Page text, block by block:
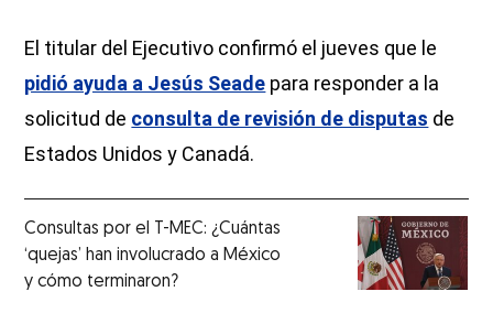
El titular del Ejecutivo confirmó el jueves que le
pidió ayuda a Jesús Seade para responder a la
solicitud de consulta de revisión de disputas de
Estados Unidos y Canadá.
Consultas por el T-MEC: ¿Cuántas
‘quejas’ han involucrado a México
y cómo terminaron?